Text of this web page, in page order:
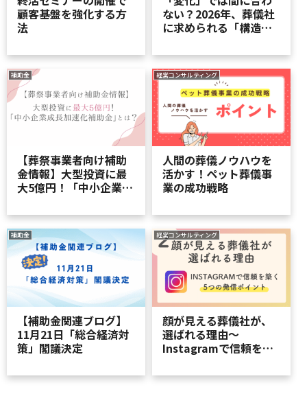
顧客基盤を強化する方
法
ない？2026年、葬儀社
に求められる「構造転
補助金
【葬祭事業者向け補助
金情報】大型投資に最
大5億円！「中小企業成
は？
経営コンサルティング
人間の葬儀ノウハウを
活かす！ペット葬儀事
業の成功戦略
補助金
【補助金関連ブログ】
11月21日「総合経済対
策」閣議決定
経営コンサルティング
顔が見える葬儀社が、
選ばれる理由～
Instagramで信頼を築